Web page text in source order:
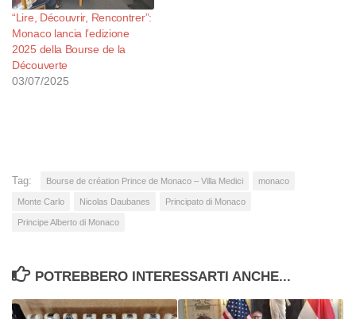
“Lire, Découvrir, Rencontrer”:
Monaco lancia l’edizione
2025 della Bourse de la
Découverte
03/07/2025
Tag: Bourse de création Prince de Monaco – Villa Medici monaco
Monte Carlo Nicolas Daubanes Principato di Monaco
Principe Alberto di Monaco
POTREBBERO INTERESSARTI ANCHE...